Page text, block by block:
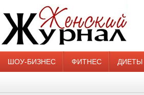
ШОУ-БИЗНЕС ФИТНЕС ДИЕТЫ